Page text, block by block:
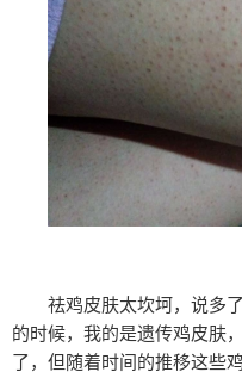
祛鸡皮肤太坎坷，说多
的时候，我的是遗传鸡皮肤
了，但随着时间的推移这些